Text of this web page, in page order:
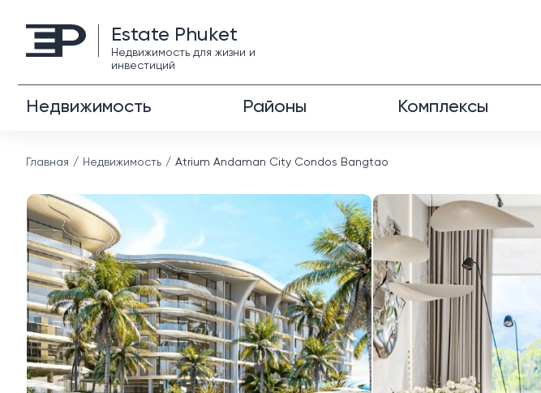
Estate Phuket
Недвижимость для жизни и
инвестиций
Недвижимость Районы Комплексы
Главная Недвижимость Atrium Andaman City Condos Bangtao